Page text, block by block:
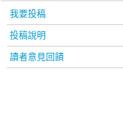
我要投稿
投稿說明
讀者意見回饋